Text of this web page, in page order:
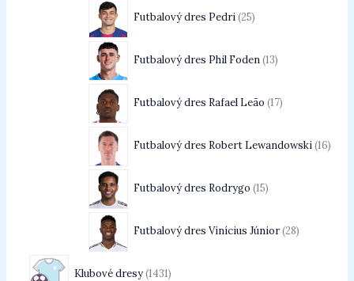
Futbalový dres Pedri 25
Futbalový dres Phil Foden 13
Futbalový dres Rafael Leão 17
Futbalový dres Robert Lewandowski 16
Futbalový dres Rodrygo 15
Futbalový dres Vinícius Júnior 28
Klubové dresy 1431